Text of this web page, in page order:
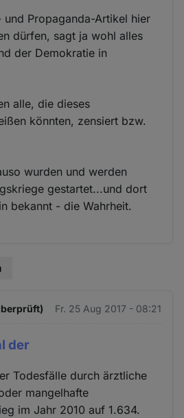
und Propaganda-Artikel hier
dürfen, sagt ja wohl alles
der Demokratie in
alle, die dieses
könnten, zensiert bzw.
wurden und werden
gestartet...und dort
bekannt - die Wahrheit.
Fr. 25 Aug 2017 - 08:21
der
Todesfälle durch ärztliche
mangelhafte
im Jahr 2010 auf 1.634.